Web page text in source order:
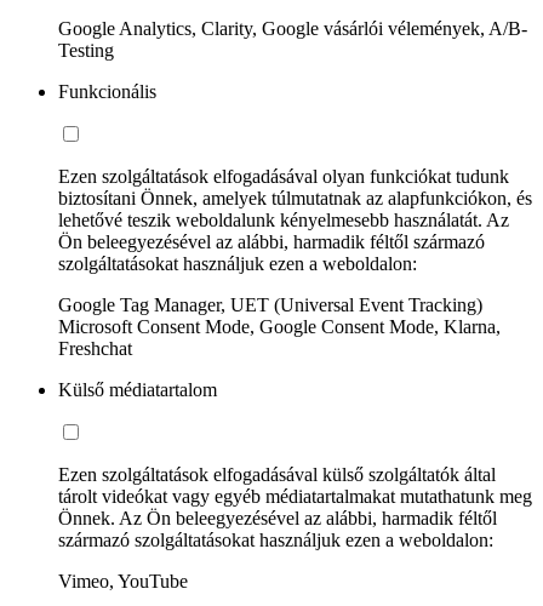
Google Analytics, Clarity, Google vásárlói vélemények, A/B-
Testing
Funkcionális
Ezen szolgáltatások elfogadásával olyan funkciókat tudunk
biztosítani Önnek, amelyek túlmutatnak az alapfunkciókon, és
lehetővé teszik weboldalunk kényelmesebb használatát. Az
Ön beleegyezésével az alábbi, harmadik féltől származó
szolgáltatásokat használjuk ezen a weboldalon:
Google Tag Manager, UET (Universal Event Tracking)
Microsoft Consent Mode, Google Consent Mode, Klarna,
Freshchat
Külső médiatartalom
Ezen szolgáltatások elfogadásával külső szolgáltatók által
tárolt videókat vagy egyéb médiatartalmakat mutathatunk meg
Önnek. Az Ön beleegyezésével az alábbi, harmadik féltől
származó szolgáltatásokat használjuk ezen a weboldalon:
Vimeo, YouTube